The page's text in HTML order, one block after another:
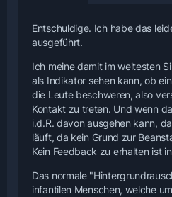
Entschuldige. Ich habe das
ausgeführt.
Ich meine damit im weitesten
als Indikator sehen kann, ob
die Leute beschweren, also
Kontakt zu treten. Und wenn
i.d.R. davon ausgehen kann,
läuft, da kein Grund zur
Kein Feedback zu erhalten ist
Das normale
infantilen Menschen, welche